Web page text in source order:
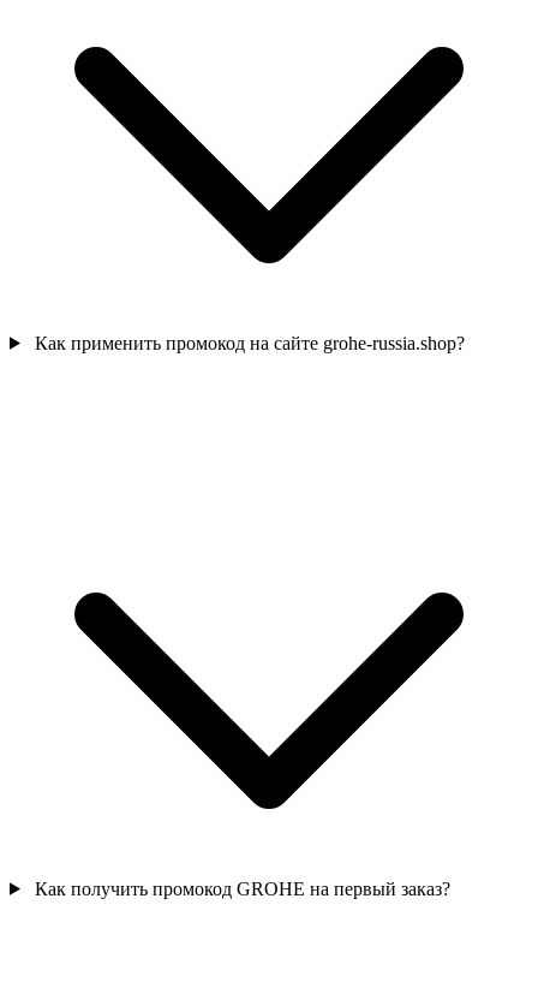
Как применить промокод на сайте grohe-russia.shop?
Как получить промокод GROHE на первый заказ?